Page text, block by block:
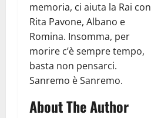
memoria, ci aiuta la Rai con
Rita Pavone, Albano e
Romina. Insomma, per
morire c’è sempre tempo,
basta non pensarci.
Sanremo è Sanremo.
About The Author